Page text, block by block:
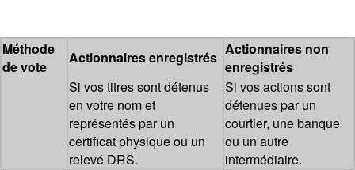
Méthode
de vote
Actionnaires enregistrés Actionnaires non
enregistrés
Si vos titres sont détenus
en votre nom et
représentés par un
certificat physique ou un
relevé DRS.
Si vos actions sont
détenues par un
courtier, une banque
ou un autre
intermédiaire.